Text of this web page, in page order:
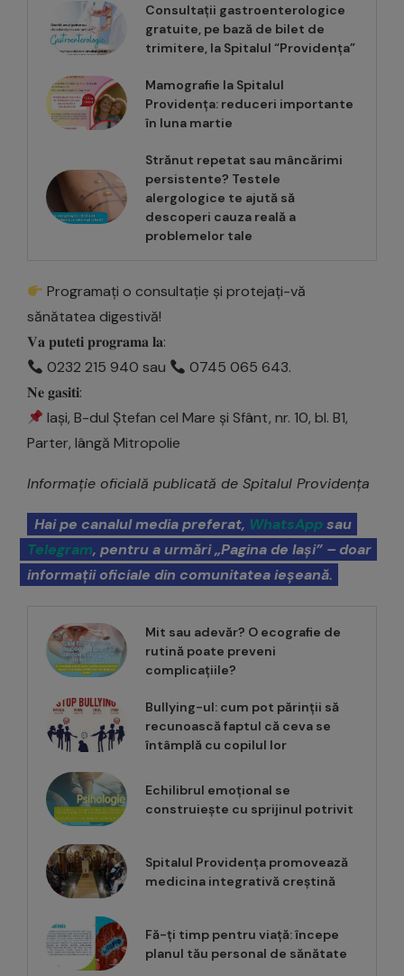
Consultații gastroenterologice
gratuite, pe bază de bilet de
trimitere, la Spitalul “Providența”
Mamografie la Spitalul
Providența: reduceri importante
în luna martie
Strănut repetat sau mâncărimi
persistente? Testele
alergologice te ajută să
descoperi cauza reală a
problemelor tale
Programați o consultație și protejați-vă
sănătatea digestivă!
𝐕𝐚 𝐩𝐮𝐭𝐞𝐭𝐢 𝐩𝐫𝐨𝐠𝐫𝐚𝐦𝐚 𝐥𝐚:
0232 215 940 sau
0745 065 643.
𝐍𝐞 𝐠𝐚𝐬𝐢𝐭𝐢:
Iași, B-dul Ștefan cel Mare și Sfânt, nr. 10, bl. B1,
Parter, lângă Mitropolie
Informație oficială publicată de Spitalul Providența
Hai pe canalul media preferat, WhatsAppsau
Telegram, pentru a urmări „Pagina de Iași” – doar
informații oficiale din comunitatea ieșeană.
Mit sau adevăr? O ecografie de
rutină poate preveni
complicațiile?
Bullying-ul: cum pot părinții să
recunoască faptul că ceva se
întâmplă cu copilul lor
Echilibrul emoțional se
construiește cu sprijinul potrivit
Spitalul Providența promovează
medicina integrativă creștină
Fă-ți timp pentru viață: începe
planul tău personal de sănătate